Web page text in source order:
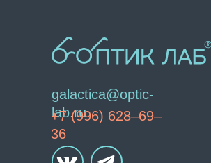
galactica@optic-
lab.ru
+7 (996) 628–69–
36